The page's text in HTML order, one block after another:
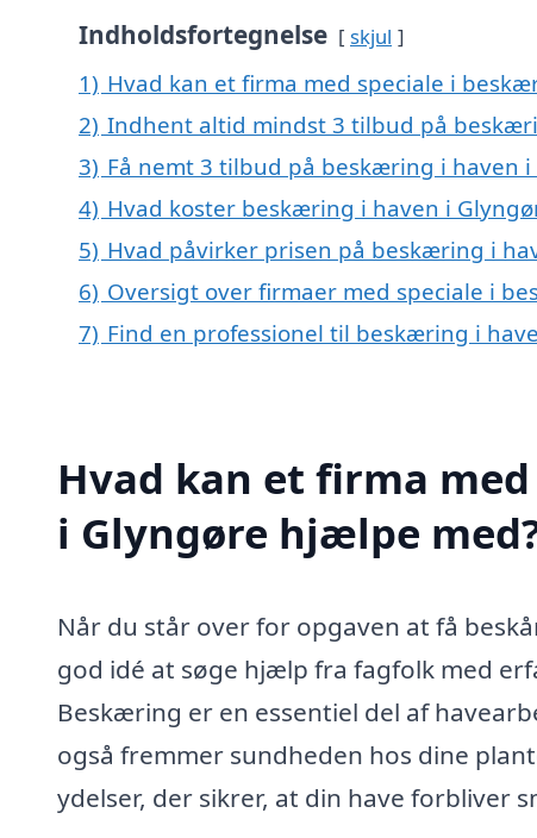
Indholdsfortegnelse skjul
1) Hvad kan et firma med speciale i
2) Indhent altid mindst 3 tilbud på
3) Få nemt 3 tilbud på beskæring i haven
4) Hvad koster beskæring i haven i
5) Hvad påvirker prisen på beskæring i
6) Oversigt over firmaer med speciale i
7) Find en professionel til beskæring i
Hvad kan et firma
i Glyngøre hjælpe
Når du står over for opgaven at få
god idé at søge hjælp fra fagfolk med
Beskæring er en essentiel del af
også fremmer sundheden hos dine
ydelser, der sikrer, at din have forbliver